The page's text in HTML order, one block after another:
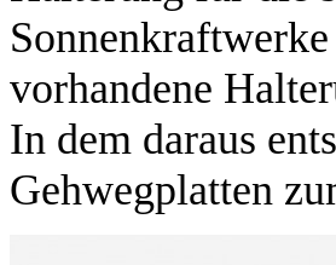
vorhandene
In dem daraus
Gehwegplatten